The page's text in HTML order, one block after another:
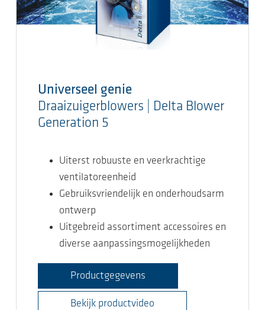
Universeel genie
Draaizuigerblowers | Delta Blower
Generation 5
Uiterst robuuste en veerkrachtige
ventilatoreenheid
Gebruiksvriendelijk en onderhoudsarm
ontwerp
Uitgebreid assortiment accessoires en
diverse aanpassingsmogelijkheden
Productgegevens
Bekijk productvideo